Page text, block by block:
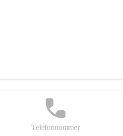
Telefonnummer